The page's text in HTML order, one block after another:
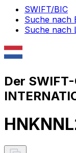
SWIFT/BIC
Suche nach
Suche nach
Der